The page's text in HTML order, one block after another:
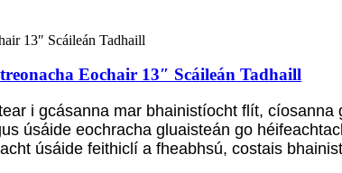
Eochair 13″ Scáileán Tadhaill
i gcásanna mar bhainistíocht flít,
úsáide eochracha gluaisteán go
úsáide feithiclí a fheabhsú, costais